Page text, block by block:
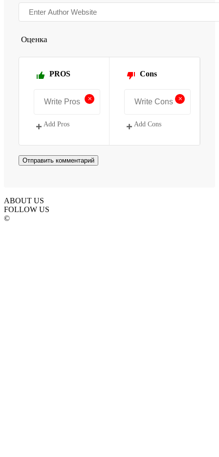
Оценка
PROS
+
Add Pros
Cons
+
Add Cons
ABOUT US
FOLLOW US
©